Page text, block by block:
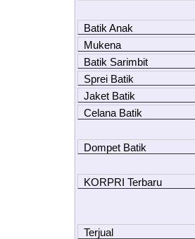
Batik Anak
Mukena
Batik Sarimbit
Sprei Batik
Jaket Batik
Celana Batik
Dompet Batik
KORPRI Terbaru
Terjual